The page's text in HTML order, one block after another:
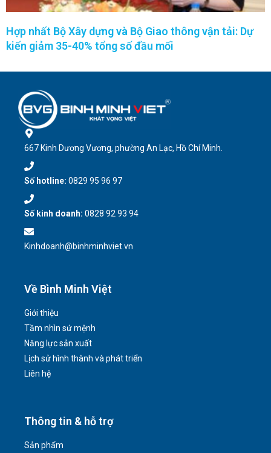
Hợp nhất Bộ Xây dựng và Bộ Giao thông vận tải: Dự
kiến giảm 35-40% tổng số đầu mối
667 Kinh Dương Vương, phường An Lạc, Hồ Chí Minh.
Số hotline: 0829 95 96 97
Số kinh doanh: 0828 92 93 94
Kinhdoanh@binhminhviet.vn
Về Bình Minh Việt
Giới thiệu
Tầm nhìn sứ mệnh
Năng lực sản xuất
Lịch sử hình thành và phát triển
Liên hệ
Thông tin & hỗ trợ
Sản phẩm